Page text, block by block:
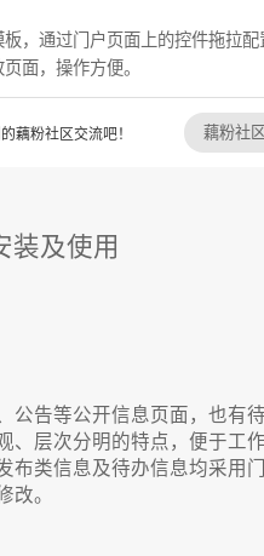
，通过门户页面上的控件拖拉配
面，操作方便。
藕粉社区交流吧！ 藕粉社
装及使用
告等公开信息页面，也有
、层次分明的特点，便于工
布类信息及待办信息均采用
改。